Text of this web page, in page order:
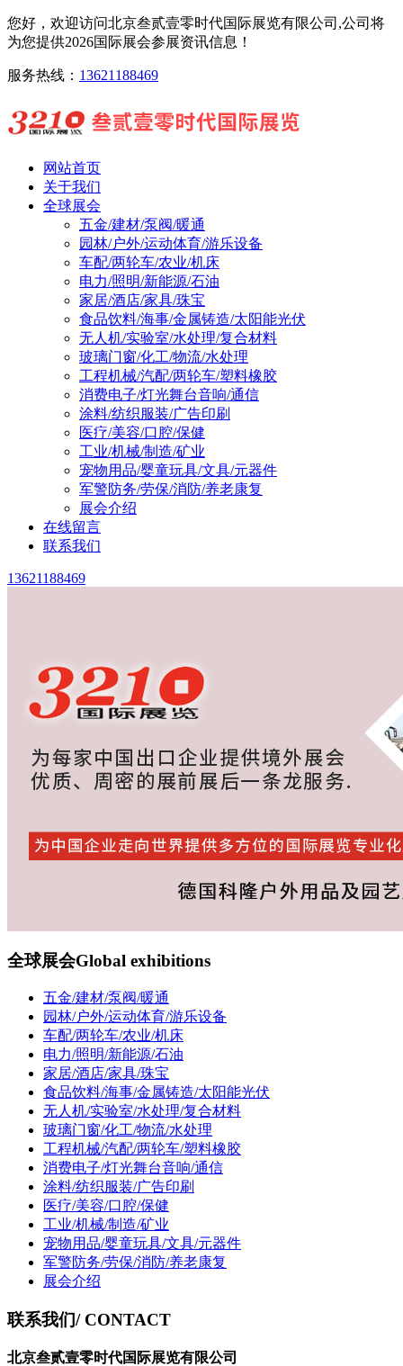
您好，欢迎访问北京叁贰壹零时代国际展览有限公司,公司将
为您提供2026国际展会参展资讯信息！
服务热线： 13621188469
网站首页
关于我们
全球展会
五金/建材/泵阀/暖通
园林/户外/运动体育/游乐设备
车配/两轮车/农业/机床
电力/照明/新能源/石油
家居/酒店/家具/珠宝
食品饮料/海事/金属铸造/太阳能光伏
无人机/实验室/水处理/复合材料
玻璃门窗/化工/物流/水处理
工程机械/汽配/两轮车/塑料橡胶
消费电子/灯光舞台音响/通信
涂料/纺织服装/广告印刷
医疗/美容/口腔/保健
工业/机械/制造/矿业
宠物用品/婴童玩具/文具/元器件
军警防务/劳保/消防/养老康复
展会介绍
在线留言
联系我们
13621188469
全球展会Global exhibitions
五金/建材/泵阀/暖通
园林/户外/运动体育/游乐设备
车配/两轮车/农业/机床
电力/照明/新能源/石油
家居/酒店/家具/珠宝
食品饮料/海事/金属铸造/太阳能光伏
无人机/实验室/水处理/复合材料
玻璃门窗/化工/物流/水处理
工程机械/汽配/两轮车/塑料橡胶
消费电子/灯光舞台音响/通信
涂料/纺织服装/广告印刷
医疗/美容/口腔/保健
工业/机械/制造/矿业
宠物用品/婴童玩具/文具/元器件
军警防务/劳保/消防/养老康复
展会介绍
联系我们/ CONTACT
北京叁贰壹零时代国际展览有限公司